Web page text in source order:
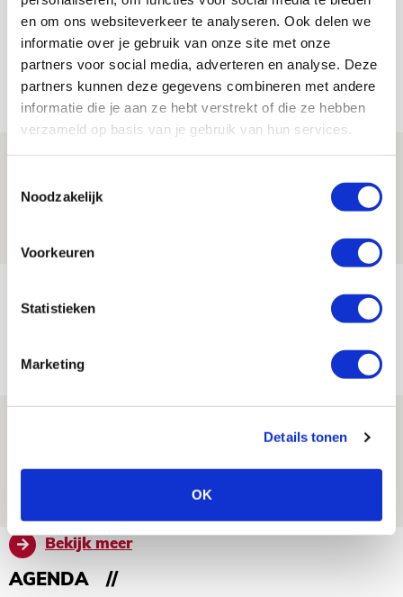
en om ons websiteverkeer te analyseren. Ook delen we
informatie over je gebruik van onze site met onze
partners voor social media, adverteren en analyse. Deze
partners kunnen deze gegevens combineren met andere
informatie die je aan ze hebt verstrekt of die ze hebben
verzameld op basis van je gebruik van hun services.
Noodzakelijk
Voorkeuren
Statistieken
Marketing
Details tonen
OK
Net binnen //
Word ballenjongen of -meid bij Jong
Ajax - Helmond Sport!
Reis jij als mascotte mee naar uitduel
met Telstar?
PRIJSVRAAG
Bekijk meer
AGENDA